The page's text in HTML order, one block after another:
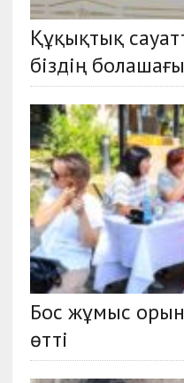
Құқықтық
біздің
Бос жұмыс
өтті